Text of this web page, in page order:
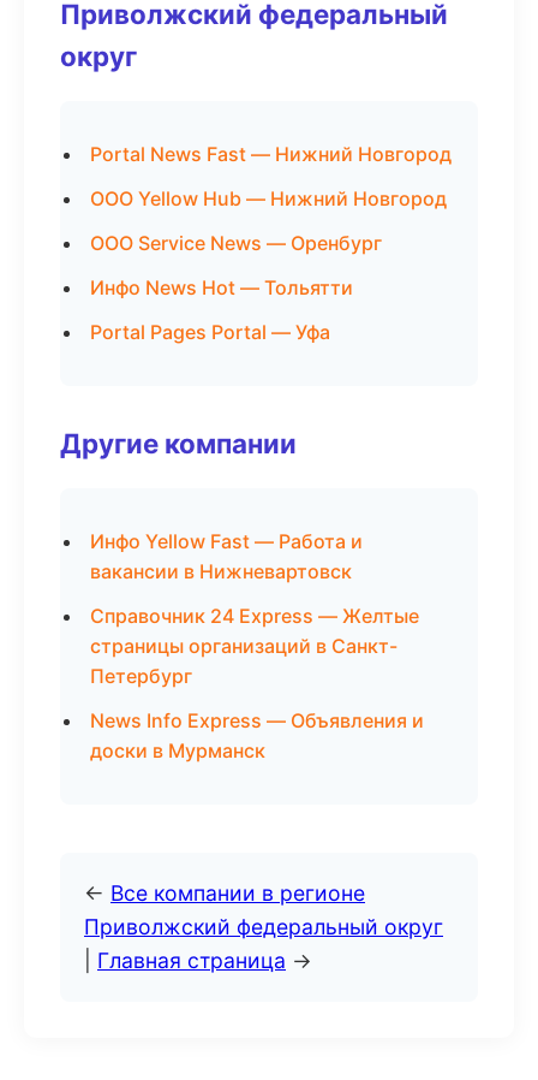
Приволжский федеральный
округ
Portal News Fast — Нижний Новгород
ООО Yellow Hub — Нижний Новгород
ООО Service News — Оренбург
Инфо News Hot — Тольятти
Portal Pages Portal — Уфа
Другие компании
Инфо Yellow Fast — Работа и
вакансии в Нижневартовск
Справочник 24 Express — Желтые
страницы организаций в Санкт-
Петербург
News Info Express — Объявления и
доски в Мурманск
← Все компании в регионе
Приволжский федеральный округ
Главная страница →